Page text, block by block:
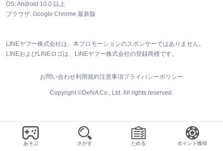
OS:Android 10.0 以上
ブラウザ: Google Chrome 最新版
LINEヤフー株式会社は、本プロモーションのスポンサーではありません。
LINEおよびLINEロゴは、LINEヤフー株式会社の登録商標です。
お問い合わせ利用規約注意事項プライバシーポリシー
Copyright ©DeNA Co., Ltd. All rights reserved.
あそぶ さがす ためる ポイント獲得